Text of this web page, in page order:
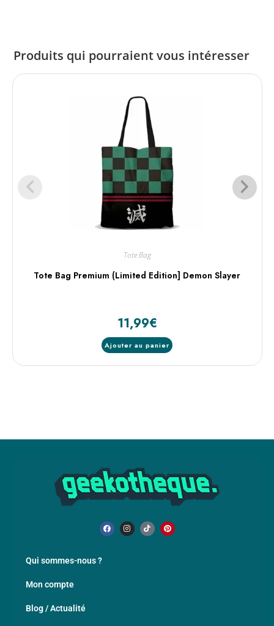
Produits qui pourraient vous intéresser
Tote Bag
Tote Bag Premium (Limited Edition] Demon Slayer
11,99€
Ajouter au panier
Qui sommes-nous ?
Mon compte
Blog / Actualité